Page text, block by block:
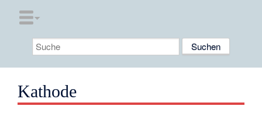
Kathode